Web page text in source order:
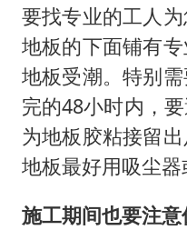
要找专业的工人
地板的下面铺有
地板受潮。特别
完的48小时内，
为地板胶粘接留
地板最好用吸尘器
施工期间也要注意